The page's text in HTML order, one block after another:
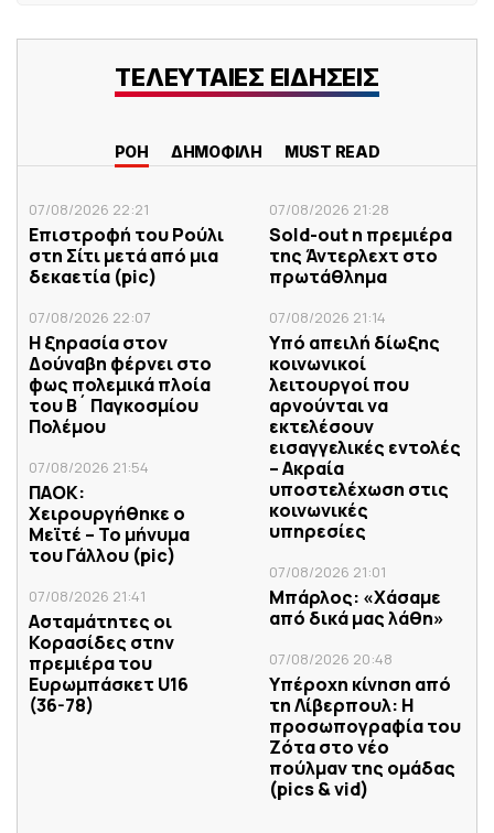
ΤΕΛΕΥΤΑΙΕΣ ΕΙΔΗΣΕΙΣ
ΡΟΗ ΔΗΜΟΦΙΛΗ MUST READ
07/08/2026 22:21
Επιστροφή του Ρούλι
στη Σίτι μετά από μια
δεκαετία (pic)
07/08/2026 22:07
Η ξηρασία στον
Δούναβη φέρνει στο
φως πολεμικά πλοία
του Β´ Παγκοσμίου
Πολέμου
07/08/2026 21:54
ΠΑΟΚ:
Χειρουργήθηκε ο
Μεϊτέ – Το μήνυμα
του Γάλλου (pic)
07/08/2026 21:41
Ασταμάτητες οι
Κορασίδες στην
πρεμιέρα του
Ευρωμπάσκετ U16
(36-78)
07/08/2026 21:28
Sold-out η πρεμιέρα
της Άντερλεχτ στο
πρωτάθλημα
07/08/2026 21:14
Υπό απειλή δίωξης
κοινωνικοί
λειτουργοί που
αρνούνται να
εκτελέσουν
εισαγγελικές εντολές
– Ακραία
υποστελέχωση στις
κοινωνικές
υπηρεσίες
07/08/2026 21:01
Μπάρλος: «Χάσαμε
από δικά μας λάθη»
07/08/2026 20:48
Υπέροχη κίνηση από
τη Λίβερπουλ: Η
προσωπογραφία του
Ζότα στο νέο
πούλμαν της ομάδας
(pics & vid)